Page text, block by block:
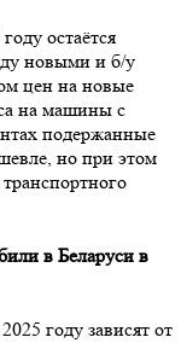
остаётся
новыми и б/у
цен на новые
на машины с
подержанные
но при этом
в Беларуси в
году зависят от